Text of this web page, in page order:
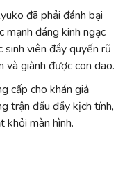
đã phải đánh bại
mạnh đáng kinh ngạc
viên đầy quyến rũ
và giành được con dao.
cấp cho khán giả
trận đấu đầy kịch tính,
khỏi màn hình.